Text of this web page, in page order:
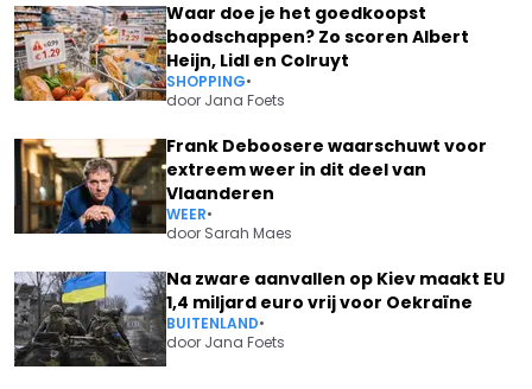
Waar doe je het goedkoopst
boodschappen? Zo scoren Albert
Heijn, Lidl en Colruyt
SHOPPING•
door Jana Foets
Frank Deboosere waarschuwt voor
extreem weer in dit deel van
Vlaanderen
WEER•
door Sarah Maes
Na zware aanvallen op Kiev maakt EU
1,4 miljard euro vrij voor Oekraïne
BUITENLAND•
door Jana Foets